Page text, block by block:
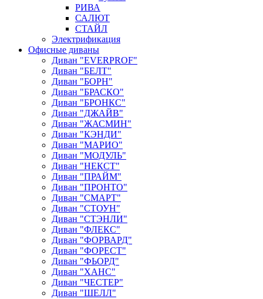
РИВА
САЛЮТ
СТАЙЛ
Электрификация
Офисные диваны
Диван "EVERPROF"
Диван "БЕЛТ"
Диван "БОРН"
Диван "БРАСКО"
Диван "БРОНКС"
Диван "ДЖАЙВ"
Диван "ЖАСМИН"
Диван "КЭНДИ"
Диван "МАРИО"
Диван "МОДУЛЬ"
Диван "НЕКСТ"
Диван "ПРАЙМ"
Диван "ПРОНТО"
Диван "СМАРТ"
Диван "СТОУН"
Диван "СТЭНЛИ"
Диван "ФЛЕКС"
Диван "ФОРВАРД"
Диван "ФОРЕСТ"
Диван "ФЬОРД"
Диван "ХАНС"
Диван "ЧЕСТЕР"
Диван "ШЕЛЛ"